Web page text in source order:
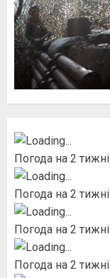
Погода на 2 тижні
Погода на 2 тижні
Погода на 2 тижні
Погода на 2 тижні